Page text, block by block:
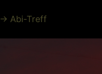
→ Abi-Treff